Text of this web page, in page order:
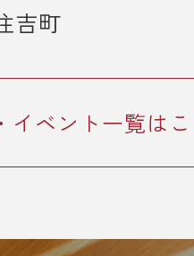
きました情報は「
吉町
イベント一覧は